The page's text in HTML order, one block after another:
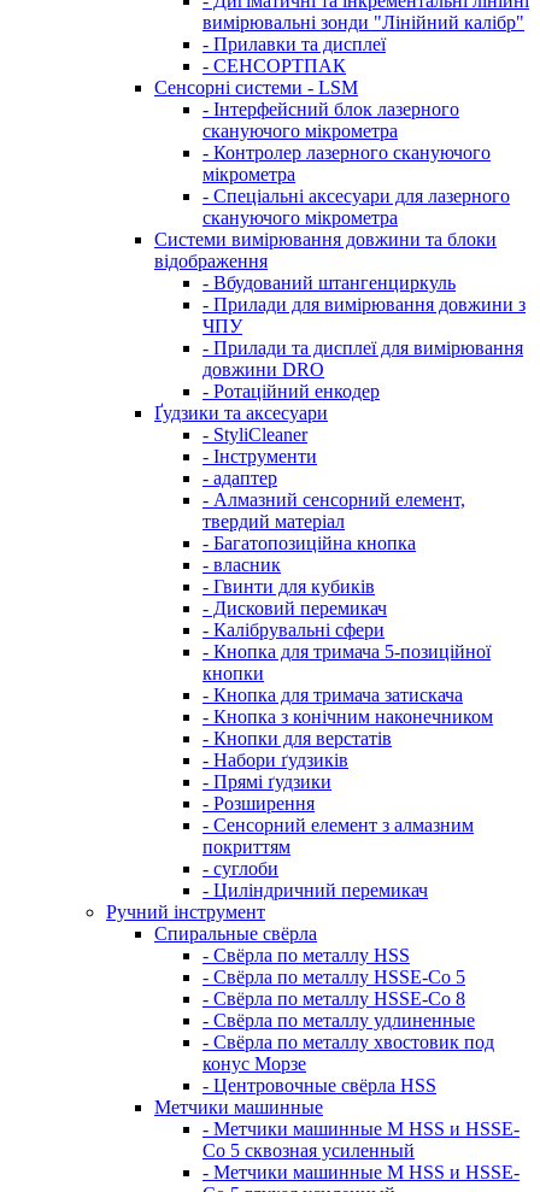
вимірювальні зонди "Лінійний калібр"
- Прилавки та дисплеї
- СЕНСОРТПАК
Сенсорні системи - LSM
- Інтерфейсний блок лазерного
скануючого мікрометра
- Контролер лазерного скануючого
мікрометра
- Спеціальні аксесуари для лазерного
скануючого мікрометра
Системи вимірювання довжини та блоки
відображення
- Вбудований штангенциркуль
- Прилади для вимірювання довжини з
ЧПУ
- Прилади та дисплеї для вимірювання
довжини DRO
- Ротаційний енкодер
Ґудзики та аксесуари
- StyliCleaner
- Інструменти
- адаптер
- Алмазний сенсорний елемент,
твердий матеріал
- Багатопозиційна кнопка
- власник
- Гвинти для кубиків
- Дисковий перемикач
- Калібрувальні сфери
- Кнопка для тримача 5-позиційної
кнопки
- Кнопка для тримача затискача
- Кнопка з конічним наконечником
- Кнопки для верстатів
- Набори ґудзиків
- Прямі ґудзики
- Розширення
- Сенсорний елемент з алмазним
покриттям
- суглоби
- Циліндричний перемикач
Ручний інструмент
Спиральные свёрла
- Свёрла по металлу HSS
- Свёрла по металлу HSSE-Co 5
- Свёрла по металлу HSSE-Co 8
- Свёрла по металлу удлиненные
- Свёрла по металлу хвостовик под
конус Морзе
- Центровочные свёрла HSS
Метчики машинные
- Метчики машинные M HSS и HSSE-
Co 5 сквозная усиленный
- Метчики машинные M HSS и HSSE-